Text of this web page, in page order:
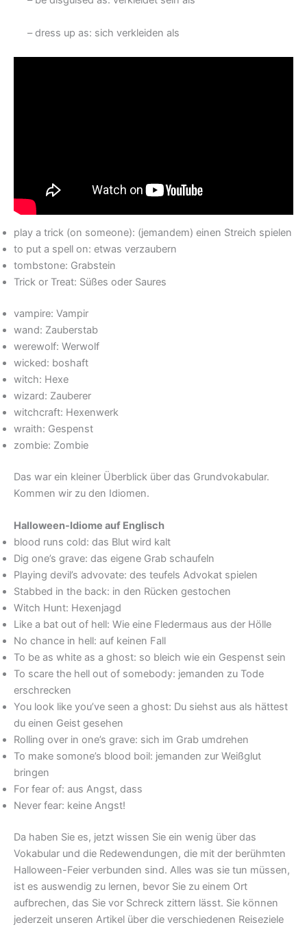
– dress up as: sich verkleiden als
play a trick (on someone): (jemandem) einen Streich spielen
to put a spell on: etwas verzaubern
tombstone: Grabstein
Trick or Treat: Süßes oder Saures
vampire: Vampir
wand: Zauberstab
werewolf: Werwolf
wicked: boshaft
witch: Hexe
wizard: Zauberer
witchcraft: Hexenwerk
wraith: Gespenst
zombie: Zombie
Das war ein kleiner Überblick über das Grundvokabular.
Kommen wir zu den Idiomen.
Halloween-Idiome auf Englisch
blood runs cold: das Blut wird kalt
Dig one’s grave: das eigene Grab schaufeln
Playing devil’s advovate: des teufels Advokat spielen
Stabbed in the back: in den Rücken gestochen
Witch Hunt: Hexenjagd
Like a bat out of hell: Wie eine Fledermaus aus der Hölle
No chance in hell: auf keinen Fall
To be as white as a ghost: so bleich wie ein Gespenst sein
To scare the hell out of somebody: jemanden zu Tode
erschrecken
You look like you’ve seen a ghost: Du siehst aus als hättest
du einen Geist gesehen
Rolling over in one’s grave: sich im Grab umdrehen
To make somone’s blood boil: jemanden zur Weißglut
bringen
For fear of: aus Angst, dass
Never fear: keine Angst!
Da haben Sie es, jetzt wissen Sie ein wenig über das
Vokabular und die Redewendungen, die mit der berühmten
Halloween-Feier verbunden sind. Alles was sie tun müssen,
ist es auswendig zu lernen, bevor Sie zu einem Ort
aufbrechen, das Sie vor Schreck zittern lässt. Sie können
jederzeit unseren Artikel über die verschiedenen Reiseziele